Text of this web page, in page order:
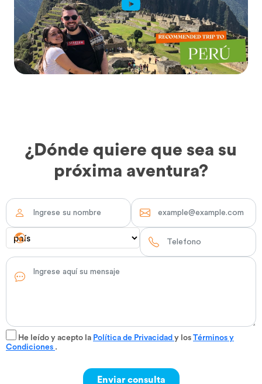
¿Dónde quiere que sea su
próxima aventura?
He leído y acepto la Política de Privacidad y los Términos y
Condiciones .